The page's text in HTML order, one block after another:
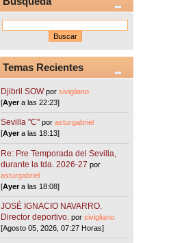
Temas Recientes
Djibril SOW porsivigliano
[Ayera las 22:23]
Sevilla "C"porasturgabriel
[Ayera las 18:13]
Re: Pre Temporada del Sevilla,
durante la tda. 2026-27 por
asturgabriel
[Ayera las 18:08]
JOSÉ IGNACIO NAVARRO.
Director deportivo. porsivigliano
[Agosto 05, 2026, 07:27 Horas]